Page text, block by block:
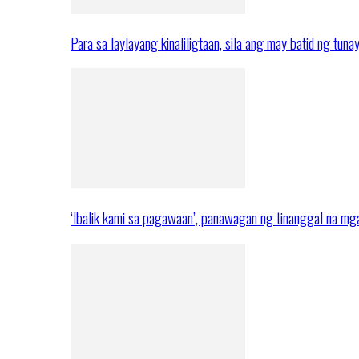
Para sa laylayang kinaliligtaan, sila ang may batid ng
‘Ibalik kami sa pagawaan’, panawagan ng tinanggal na